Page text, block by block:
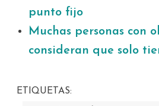
punto fijo
Muchas personas con
consideran que solo
ETIQUETAS: